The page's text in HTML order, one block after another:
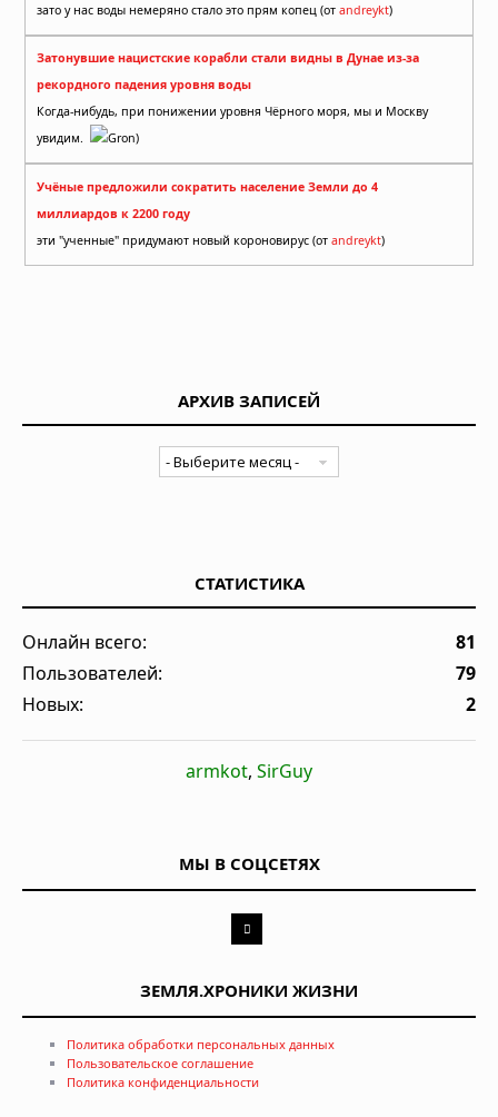
зато у нас воды немеряно стало это прям копец (от andreykt)
Затонувшие нацистские корабли стали видны в Дунае из-за
рекордного падения уровня воды
Когда-нибудь, при понижении уровня Чёрного моря, мы и Москву
увидим.
Gron)
Учёные предложили сократить население Земли до 4
миллиардов к 2200 году
эти "ученные" придумают новый короновирус (от andreykt)
АРХИВ ЗАПИСЕЙ
СТАТИСТИКА
Онлайн всего:
81
Пользователей:
79
Новых:
2
armkot, SirGuy
МЫ В СОЦСЕТЯХ
ЗЕМЛЯ.ХРОНИКИ ЖИЗНИ
Политика обработки персональных данных
Пользовательское соглашение
Политика конфиденциальности